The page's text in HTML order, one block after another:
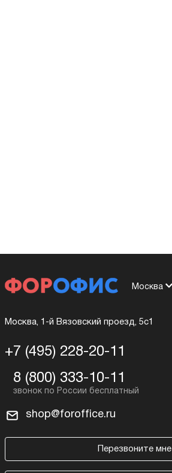
Москва
Москва, 1-й Вязовский проезд, 5с1
+7 (495) 228-20-11
8 (800) 333-10-11
shop@foroffice.ru
Перезвоните мне